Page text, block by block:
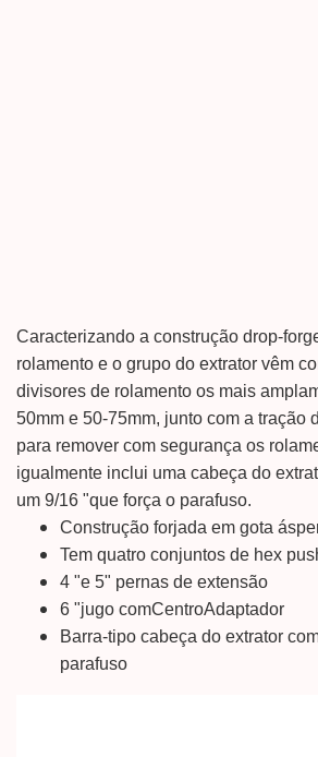
Caracterizando a construção drop-
rolamento e o grupo do extrator vêm
divisores de rolamento os mais
50mm e 50-75mm, junto com a tração
para remover com segurança os
igualmente inclui uma cabeça do
um 9/16 "que força o parafuso.
Construção forjada em gota
Tem quatro conjuntos de hex
4 "e 5" pernas de extensão
6 "jugo comCentroAdaptador
Barra-tipo cabeça do extrator
parafuso